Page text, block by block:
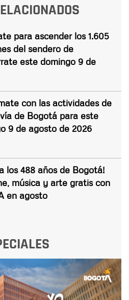
para ascender los 1.605
del sendero de
este domingo 9 de
con las actividades de
de Bogotá para este
9 de agosto de 2026
los 488 años de Bogotá!
música y arte gratis con
en agosto